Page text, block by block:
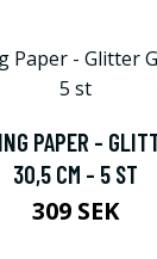
PAPER -
30,5 CM - 5 ST
309 SEK